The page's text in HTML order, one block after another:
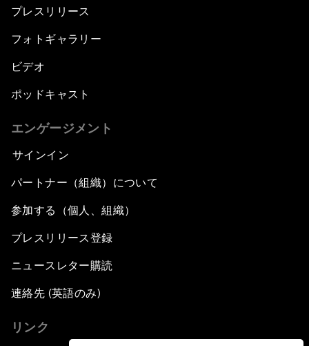
プレスリリース
フォトギャラリー
ビデオ
ポッドキャスト
エンゲージメント
サインイン
パートナー（組織）について
参加する（個人、組織）
プレスリリース登録
ニュースレター購読
連絡先 (英語のみ)
リンク